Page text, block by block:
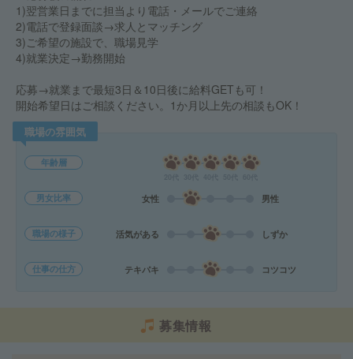
1)翌営業日までに担当より電話・メールでご連絡
2)電話で登録面談→求人とマッチング
3)ご希望の施設で、職場見学
4)就業決定→勤務開始
応募→就業まで最短3日＆10日後に給料GETも可！
開始希望日はご相談ください。1か月以上先の相談もOK！
職場の雰囲気
年齢層
男女比率 女性 男性
職場の様子 活気がある しずか
仕事の仕方 テキパキ コツコツ
募集情報